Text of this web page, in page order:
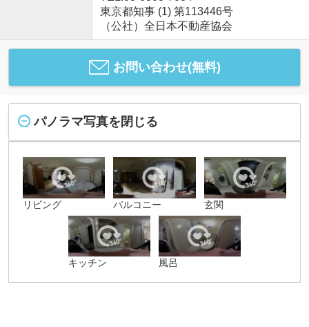
東京都知事 (1) 第113446号
（公社）全日本不動産協会
お問い合わせ(無料)
パノラマ写真を閉じる
リビング バルコニー 玄関
キッチン 風呂